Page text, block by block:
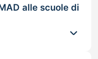
alle scuole di